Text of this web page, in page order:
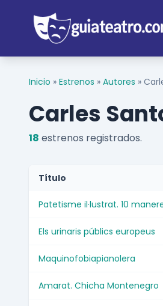
Inicio » Estrenos » Autores »
Carles
18 estrenos registrados.
Título
Patetisme il·lustrat. 10
Els urinaris públics europeus
Maquinofobiapianolera
Amarat. Chicha Montenegro